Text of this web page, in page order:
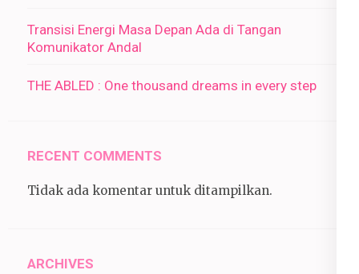
Transisi Energi Masa Depan Ada di Tangan
Komunikator Andal
THE ABLED : One thousand dreams in every step
RECENT COMMENTS
Tidak ada komentar untuk ditampilkan.
ARCHIVES